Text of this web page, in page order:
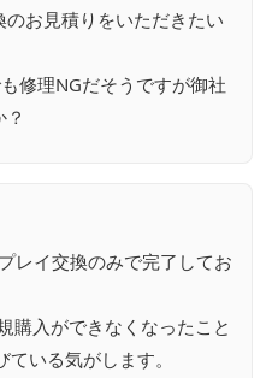
お見積りをいただきたい
修理NGだそうですが御社
レイ交換のみで完了してお
購入ができなくなったこと
いる気がします。